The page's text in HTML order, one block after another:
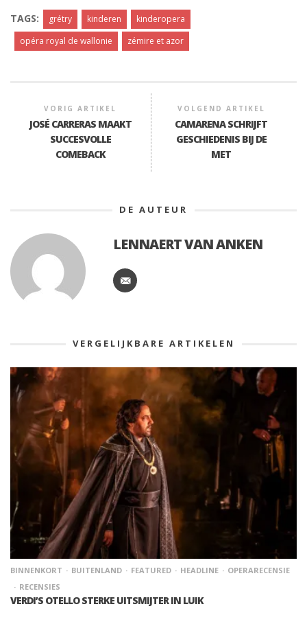
TAGS: grétry kinderen
kinderopera
opéra royal de wallonie
zémire et azor
VORIG ARTIKEL
JOSÉ CARRERAS MAAKT
SUCCESVOLLE
COMEBACK
VOLGEND ARTIKEL
CAMARENA SCHRIJFT
GESCHIEDENIS BIJ DE
MET
DE AUTEUR
LENNAERT VAN ANKEN
VERGELIJKBARE ARTIKELEN
BINNENKORT BUITENLAND FEATURED HEADLINE
OPERARECENSIE
RECENSIES
VERDI’S OTELLO STERKE UITSMIJTER IN LUIK